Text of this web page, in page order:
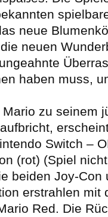
neue
neuen
haben muss,
zu seinem
Switch –
(rot) (Spiel
beiden Joy-Con
erstrahlen mit
Red. Die